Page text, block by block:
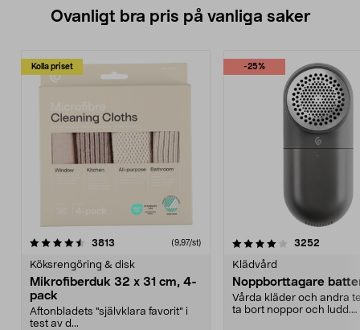
Ovanligt bra pris på vanliga saker
Kolla priset
3813 (9,97/st)
Köksrengöring & disk
Mikrofiberduk 32 x 31 cm, 4-
pack
Aftonbladets "självklara favorit” i
test av d...
-25%
4.0av 5 stjärnor 3252
Klädvård
Noppborttagare
Vårda kläder och andra
ta bort noppor och ludd.
4.5av 5 stjärnor